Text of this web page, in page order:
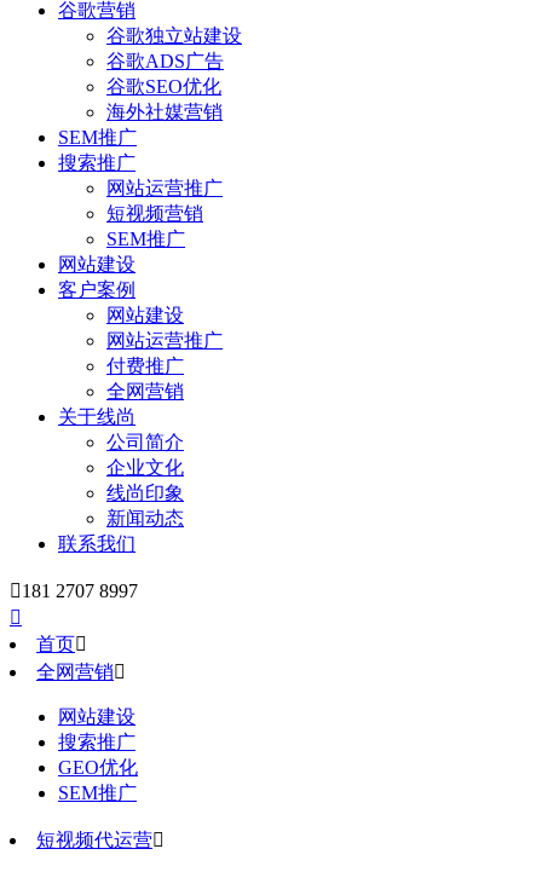
谷歌营销
谷歌独立站建设
谷歌ADS广告
谷歌SEO优化
海外社媒营销
SEM推广
搜索推广
网站运营推广
短视频营销
SEM推广
网站建设
客户案例
网站建设
网站运营推广
付费推广
全网营销
关于线尚
公司简介
企业文化
线尚印象
新闻动态
联系我们
181 2707 8997

首页
全网营销
网站建设
搜索推广
GEO优化
SEM推广
短视频代运营